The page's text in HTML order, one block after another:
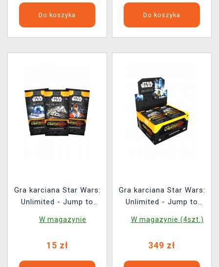
Do koszyka Do koszyka
Gra karciana Star Wars:
Unlimited - Jump to
kart)
W magazynie
15 zł
Gra karciana Star Wars:
Unlimited - Jump to
(24 boostery)
W magazynie (4szt.)
349 zł